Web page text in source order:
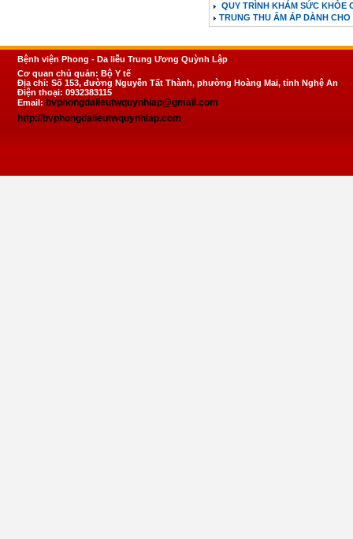
QUY TRÌNH KHÁM SỨC KHỎE
TRUNG THU ẤM ÁP DÀNH
Bệnh viện Phong - Da liễu Trung Ương Quỳnh Lập
Cơ quan chủ quản: Bộ Y tế
Địa chỉ: Số 153, đường Nguyễn Tất Thành, phường Hoàng Mai, tỉnh Nghệ An
Điện thoại: 0932383115
Email: bvphongdalieutwquynhlap@gmail.com
http://bvphongdalieutwquynhlap.com